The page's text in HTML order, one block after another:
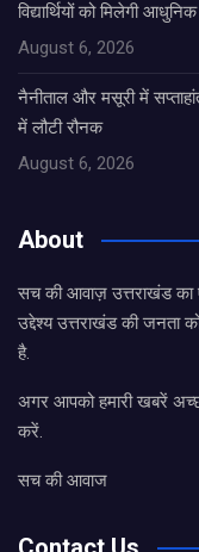
विद्यार्थियों को मिलेगी
August 6, 2026
नैनीताल और मसूरी में
में लौटी रौनक
August 6, 2026
About
सच की आवाज़ उत्तराखंड का
उद्देश्य उत्तराखंड की
है.
अगर आपको हमारी खबरें
करें.
सच की आवाज